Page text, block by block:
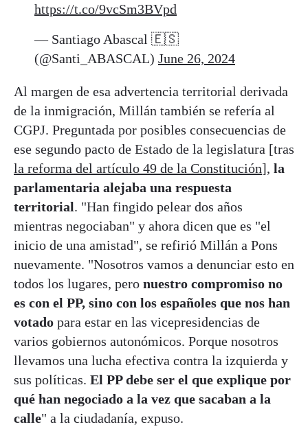
https://t.co/9vcSm3BVpd
— Santiago Abascal 🇪🇸
(@Santi_ABASCAL) June 26, 2024
Al margen de esa advertencia territorial derivada
de la inmigración, Millán también se refería al
CGPJ. Preguntada por posibles consecuencias de
ese segundo pacto de Estado de la legislatura [tras
la reforma del artículo 49 de la Constitución], la
parlamentaria alejaba una respuesta
territorial. "Han fingido pelear dos años
mientras negociaban" y ahora dicen que es "el
inicio de una amistad", se refirió Millán a Pons
nuevamente. "Nosotros vamos a denunciar esto en
todos los lugares, pero nuestro compromiso no
es con el PP, sino con los españoles que nos han
votado para estar en las vicepresidencias de
varios gobiernos autonómicos. Porque nosotros
llevamos una lucha efectiva contra la izquierda y
sus políticas. El PP debe ser el que explique por
qué han negociado a la vez que sacaban a la
calle" a la ciudadanía, expuso.